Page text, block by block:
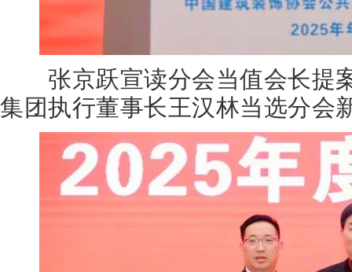
张京跃宣读分会当值会长提
集团执行董事长王汉林当选分会